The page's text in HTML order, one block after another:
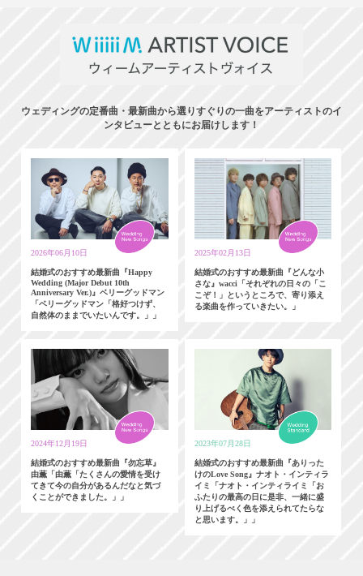
ウェディングの定番曲・最新曲から選りすぐりの一曲をアーティストのイ
ンタビューとともにお届けします！
2026年06月10日
結婚式のおすすめ最新曲『Happy
Wedding (Major Debut 10th
Anniversary Ver.)』ベリーグッドマン
「ベリーグッドマン「格好つけず、
自然体のままでいたいんです。」」
2025年02月13日
結婚式のおすすめ最新曲『どんな小
さな』wacci「それぞれの日々の「こ
こぞ！」というところで、寄り添え
る楽曲を作っていきたい。」
2024年12月19日
結婚式のおすすめ最新曲『勿忘草』
由薫「由薫「たくさんの愛情を受け
てきて今の自分があるんだなと気づ
くことができました。」」
2023年07月28日
結婚式のおすすめ最新曲『ありった
けのLove Song』ナオト・インティラ
イミ「ナオト・インティライミ「お
ふたりの最高の日に是非、一緒に盛
り上げるべく色を添えられてたらな
と思います。」」